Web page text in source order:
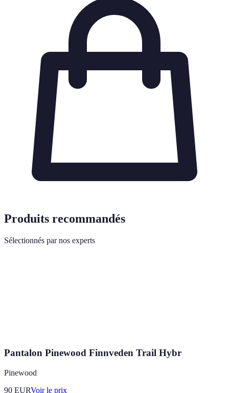
Produits recommandés
Sélectionnés par nos experts
Pantalon Pinewood Finnveden Trail Hybr
Pinewood
90 EURVoir le prix